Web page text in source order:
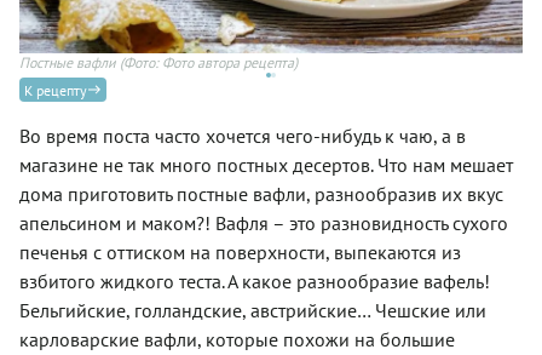
Постные вафли (Фото: Фото автора рецепта)
К рецепту
Во время поста часто хочется чего-нибудь к чаю, а в
магазине не так много постных десертов. Что нам мешает
дома приготовить постные вафли, разнообразив их вкус
апельсином и маком?! Вафля – это разновидность сухого
печенья с оттиском на поверхности, выпекаются из
взбитого жидкого теста. А какое разнообразие вафель!
Бельгийские, голландские, австрийские… Чешские или
карловарские вафли, которые похожи на большие